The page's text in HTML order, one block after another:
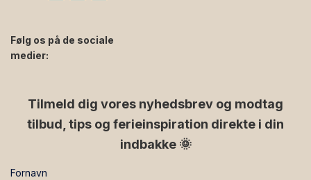
Følg os på de sociale
medier:
Tilmeld dig vores nyhedsbrev og modtag
tilbud, tips og ferieinspiration direkte i din
indbakke 🌞
Fornavn